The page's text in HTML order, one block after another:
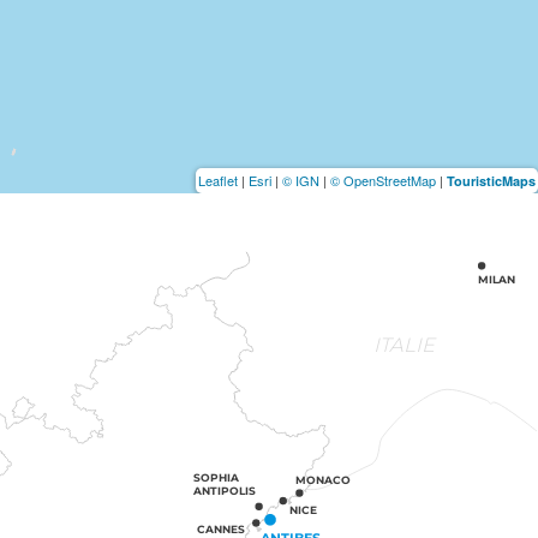
Leaflet | Esri | © IGN | © OpenStreetMap | TouristicMaps
ITALIE
CANNES
SOPHIA
ANTIPOLIS
NICE
MONACO
MILAN